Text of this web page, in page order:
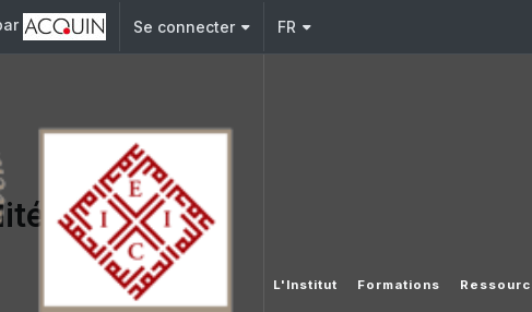
Se connecter FR
L'Institut Formations
: